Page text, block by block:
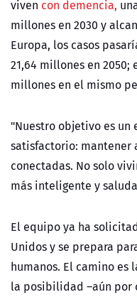
viven con demencia,
millones en 2030 y
Europa, los casos
21,64 millones en 2050;
millones en el mismo
"Nuestro objetivo es
satisfactorio: mantener
conectadas. No solo
más inteligente y
El equipo ya ha
Unidos y se prepara
humanos. El camino es
la posibilidad –aún por